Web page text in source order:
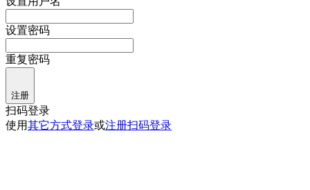
设置密码
重复密码
注册
扫码登录
使用其它方式登录或注册扫码登录